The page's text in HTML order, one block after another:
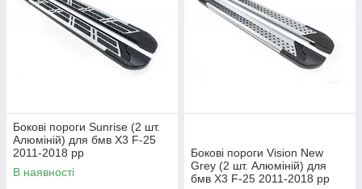
Бокові пороги Sunrise (2 шт.
Алюміній) для бмв X3 F-25
2011-2018 рр
В наявності
Бокові пороги Vision New
Grey (2 шт. Алюміній) для
бмв X3 F-25 2011-2018 рр